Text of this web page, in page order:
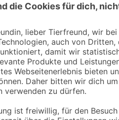
und Kliniken in deiner Nähe
treten. Bitte wende dich hierfür direkt
Tierarztsuche als Praxis gelistet